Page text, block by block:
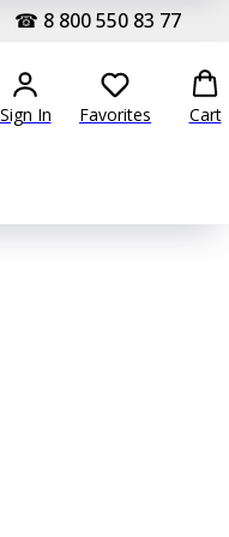
☎ 8 800 550 83 77
Sign In Favorites Cart